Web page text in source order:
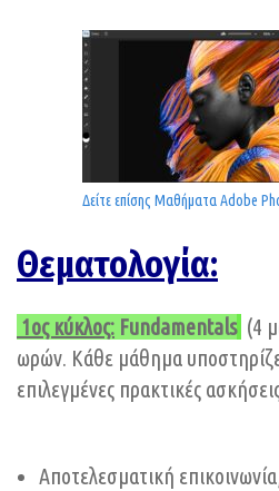
Δείτε επίσης Μαθήματα Adobe
Θεματολογία:
1ος κύκλος: Fundamentals (4
ωρών. Κάθε μάθημα
επιλεγμένες πρακτικές
Αποτελεσματική